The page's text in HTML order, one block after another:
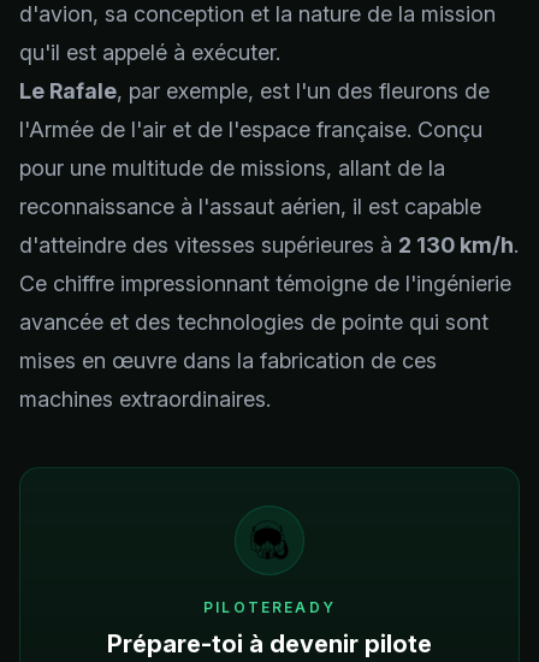
d'avion, sa conception et la nature de la mission
qu'il est appelé à exécuter.
Le Rafale, par exemple, est l'un des fleurons de
l'Armée de l'air et de l'espace française. Conçu
pour une multitude de missions, allant de la
reconnaissance à l'assaut aérien, il est capable
d'atteindre des vitesses supérieures à 2 130 km/h.
Ce chiffre impressionnant témoigne de l'ingénierie
avancée et des technologies de pointe qui sont
mises en œuvre dans la fabrication de ces
machines extraordinaires.
PILOTEREADY
Prépare-toi à devenir pilote